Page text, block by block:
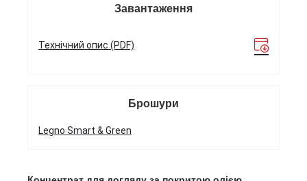
Завантаження
Технічний опис (PDF)
Брошури
Legno Smart & Green